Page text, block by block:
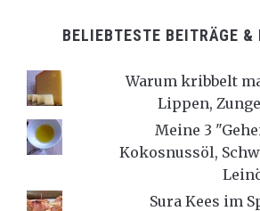
BELIEBTESTE BEITRÄGE &
Warum kribbelt
Lippen,
Meine 3
Kokosnussöl,
Sura Kees im